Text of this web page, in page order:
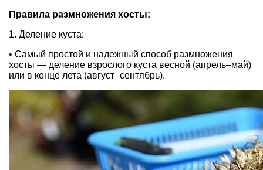
Правила размножения хосты:
1. Деление куста:
• Самый простой и надежный способ размножения
хосты — деление взрослого куста весной (апрель–май)
или в конце лета (август–сентябрь).